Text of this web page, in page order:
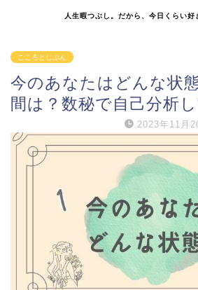
人生暇つぶし。だから、今日くらい好
こころとじぶん
今のあなたはどんな状
間は？数秘で自己分析
2023年11月